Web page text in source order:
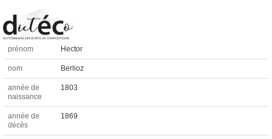
prénom Hector
nom Berlioz
année de
naissance
1803
année de
décès
1869